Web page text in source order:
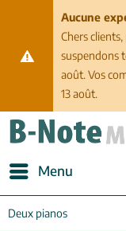
Aucune
Chers
suspendons
août. Vos
13 août.
Menu
Deux pianos